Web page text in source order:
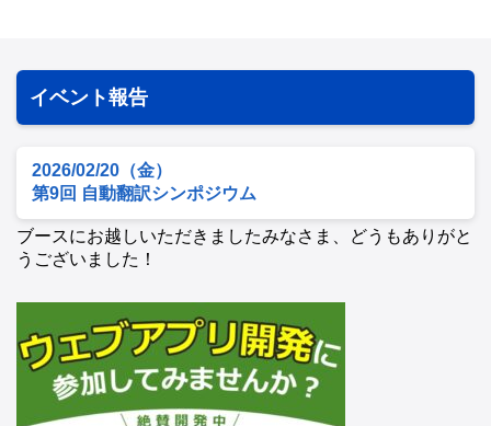
イベント報告
2026/02/20（金）
第9回 自動翻訳シンポジウム
ブースにお越しいただきましたみなさま、どうもありがと
うございました！